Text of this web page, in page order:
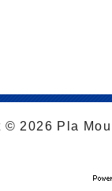
© 2026 Pla